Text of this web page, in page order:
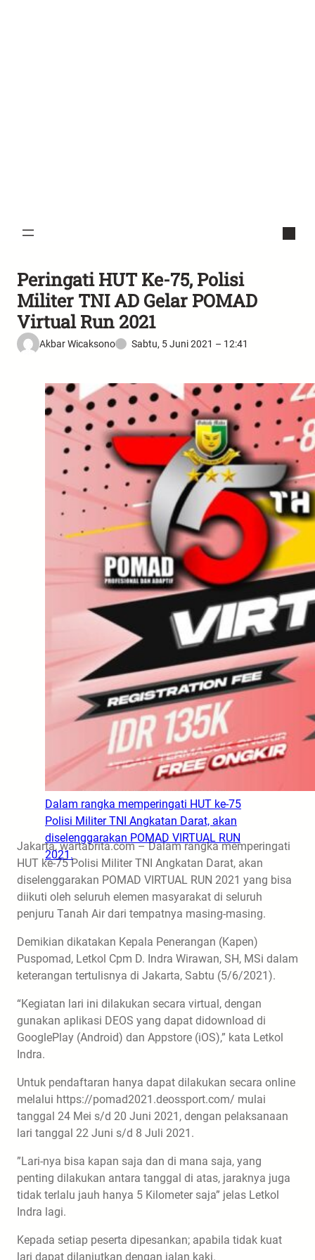
Peringati HUT Ke-75, Polisi
Militer TNI AD Gelar POMAD
Virtual Run 2021
Akbar Wicaksono Sabtu, 5 Juni 2021 – 12:41
Dalam rangka memperingati HUT ke-75
Polisi Militer TNI Angkatan Darat, akan
diselenggarakan POMAD VIRTUAL RUN
2021.
Jakarta, wartabrita.com – Dalam rangka memperingati
HUT ke-75 Polisi Militer TNI Angkatan Darat, akan
diselenggarakan POMAD VIRTUAL RUN 2021 yang bisa
diikuti oleh seluruh elemen masyarakat di seluruh
penjuru Tanah Air dari tempatnya masing-masing.
Demikian dikatakan Kepala Penerangan (Kapen)
Puspomad, Letkol Cpm D. Indra Wirawan, SH, MSi dalam
keterangan tertulisnya di Jakarta, Sabtu (5/6/2021).
“Kegiatan lari ini dilakukan secara virtual, dengan
gunakan aplikasi DEOS yang dapat didownload di
GooglePlay (Android) dan Appstore (iOS),” kata Letkol
Indra.
Untuk pendaftaran hanya dapat dilakukan secara online
melalui https://pomad2021.deossport.com/ mulai
tanggal 24 Mei s/d 20 Juni 2021, dengan pelaksanaan
lari tanggal 22 Juni s/d 8 Juli 2021.
”Lari-nya bisa kapan saja dan di mana saja, yang
penting dilakukan antara tanggal di atas, jaraknya juga
tidak terlalu jauh hanya 5 Kilometer saja” jelas Letkol
Indra lagi.
Kepada setiap peserta dipesankan; apabila tidak kuat
lari dapat dilanjutkan dengan jalan kaki.